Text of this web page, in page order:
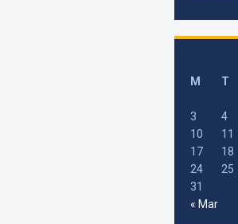
M
T
3
4
10
11
17
18
24
25
31
« Mar